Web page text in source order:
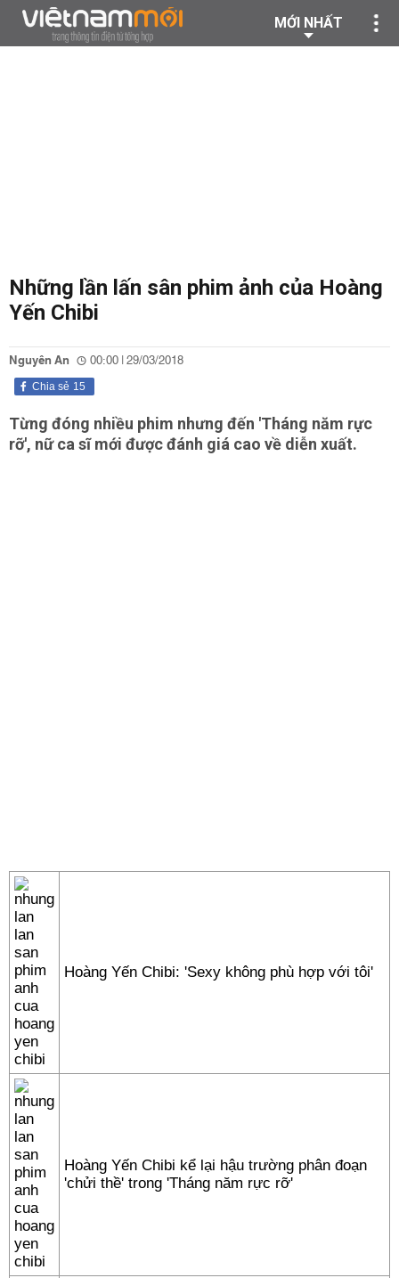
MỚI NHẤT
Những lần lấn sân phim ảnh của Hoàng
Yến Chibi
Nguyên An 00:00 | 29/03/2018
15
Chia sẻ
Từng đóng nhiều phim nhưng đến 'Tháng năm rực
rỡ', nữ ca sĩ mới được đánh giá cao về diễn xuất.
Hoàng Yến Chibi: 'Sexy không phù hợp với tôi'
Hoàng Yến Chibi kể lại hậu trường phân đoạn
'chửi thề' trong 'Tháng năm rực rỡ'